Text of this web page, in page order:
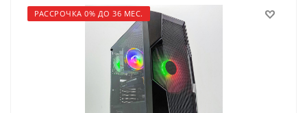
РАССРОЧКА 0% ДО 36 МЕС.